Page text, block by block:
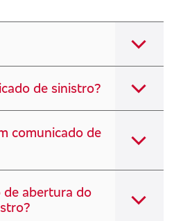
de sinistro?
comunicado de
de abertura do